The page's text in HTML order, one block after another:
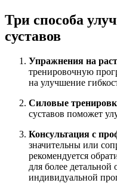
Три способа
суставов
Упражнения на
тренировочную
на улучшение
Силовые
суставов поможет
Консультация с
значительны или
рекомендуется
для более детальной
индивидуальной